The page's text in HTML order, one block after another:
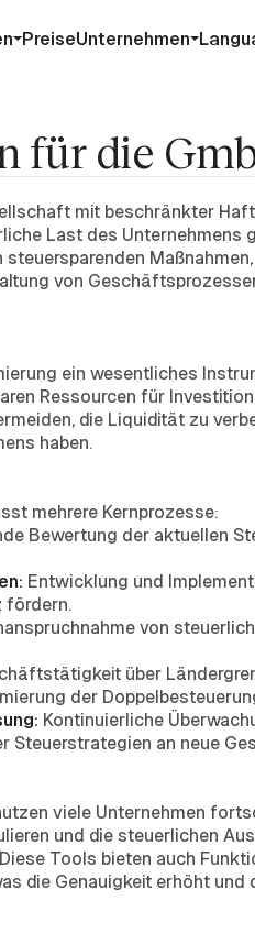
PreiseUnternehmen
für die
mit beschränkter
Last des
von
ein wesentliches
Ressourcen für
die Liquidität zu
haben.
mehrere Kernprozesse:
Bewertung der aktuellen
Entwicklung und
fördern.
von
über
der
Kontinuierliche
Steuerstrategien an neue
viele Unternehmen
und die steuerlichen
Tools bieten auch
die Genauigkeit erhöht